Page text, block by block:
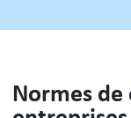
Normes